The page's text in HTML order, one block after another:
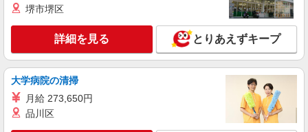
堺市堺区
詳細を見る とりあえずキープ
大学病院の清掃
月給 273,650円
品川区